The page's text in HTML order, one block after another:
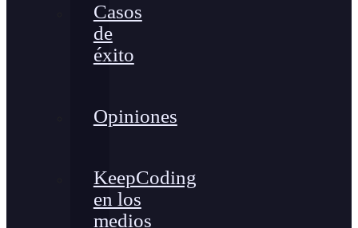
Casos
de
éxito
Opiniones
KeepCoding
en los
medios